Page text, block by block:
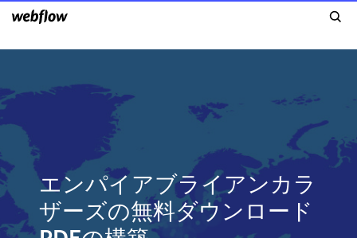
エンパイアブライアンカラ
ザーズの無料ダウンロード